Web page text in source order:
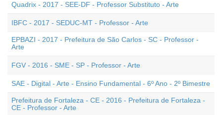
Quadrix - 2017 - SEE-DF - Professor Substituto - Arte
IBFC - 2017 - SEDUC-MT - Professor - Arte
EPBAZI - 2017 - Prefeitura de São Carlos - SC - Professor -
Arte
FGV - 2016 - SME - SP - Professor - Arte
SAE - Digital - Arte - Ensino Fundamental - 6º Ano - 2º Bimestre
Prefeitura de Fortaleza - CE - 2016 - Prefeitura de Fortaleza -
CE - Professor - Arte